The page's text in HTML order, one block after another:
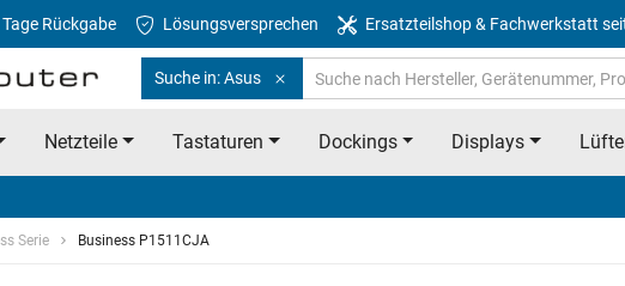
Rückgabe Lösungsversprechen Ersatzteilshop & Fachwerkstatt
Suche in: Asus
Netzteile Tastaturen Dockings Displays
Serie Business P1511CJA